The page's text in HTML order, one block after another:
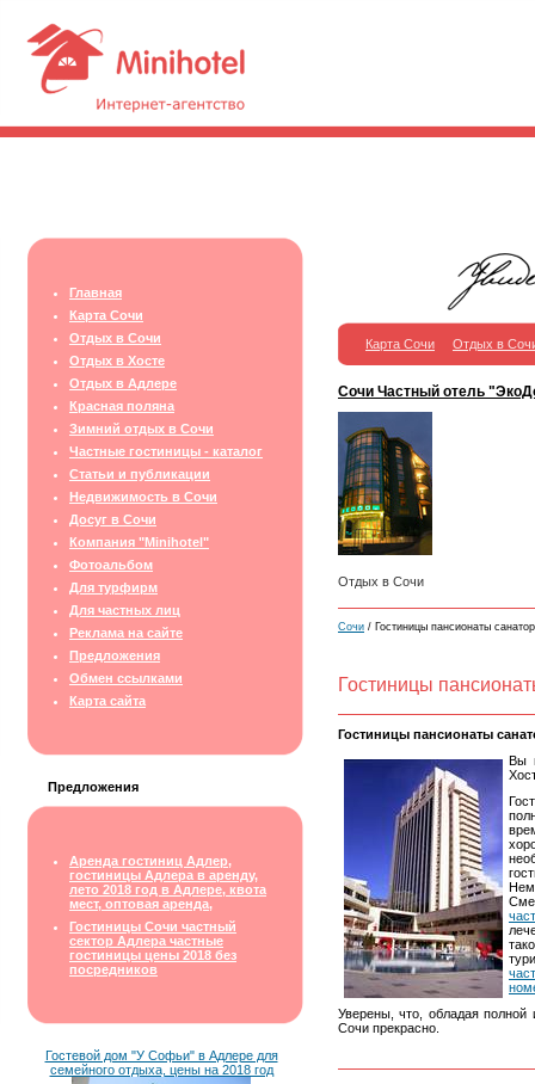
Главная
Карта Сочи
Отдых в Сочи
Отдых в Хосте
Отдых в Адлере
Красная поляна
Зимний отдых в Сочи
Частные гостиницы - каталог
Статьи и публикации
Недвижимость в Сочи
Досуг в Сочи
Компания "Minihotel"
Фотоальбом
Для турфирм
Для частных лиц
Реклама на сайте
Предложения
Обмен ссылками
Карта сайта
Предложения
Аренда гостиниц Адлер,
гостиницы Адлера в аренду,
лето 2018 год в Адлере, квота
мест, оптовая аренда,
Гостиницы Сочи частный
сектор Адлера частные
гостиницы цены 2018 без
посредников
Гостевой дом "У Софьи" в Адлере для
семейного отдыха, цены на 2018 год
Карта Сочи Отдых в
Сочи Частный отель
Отдых в Сочи
Сочи / Гостиницы пансионаты
Гостиницы
Гостиницы пансионаты
Вы
Уверены, что, обладая
Сочи прекрасно.